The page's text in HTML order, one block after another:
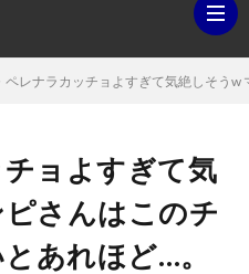
ペレナラカッチョよすぎて気絶しそう
ョよすぎて気
さんはこのチ
あれほど…。